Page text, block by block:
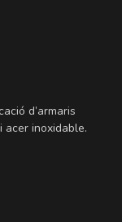
d’armaris
acer inoxidable.